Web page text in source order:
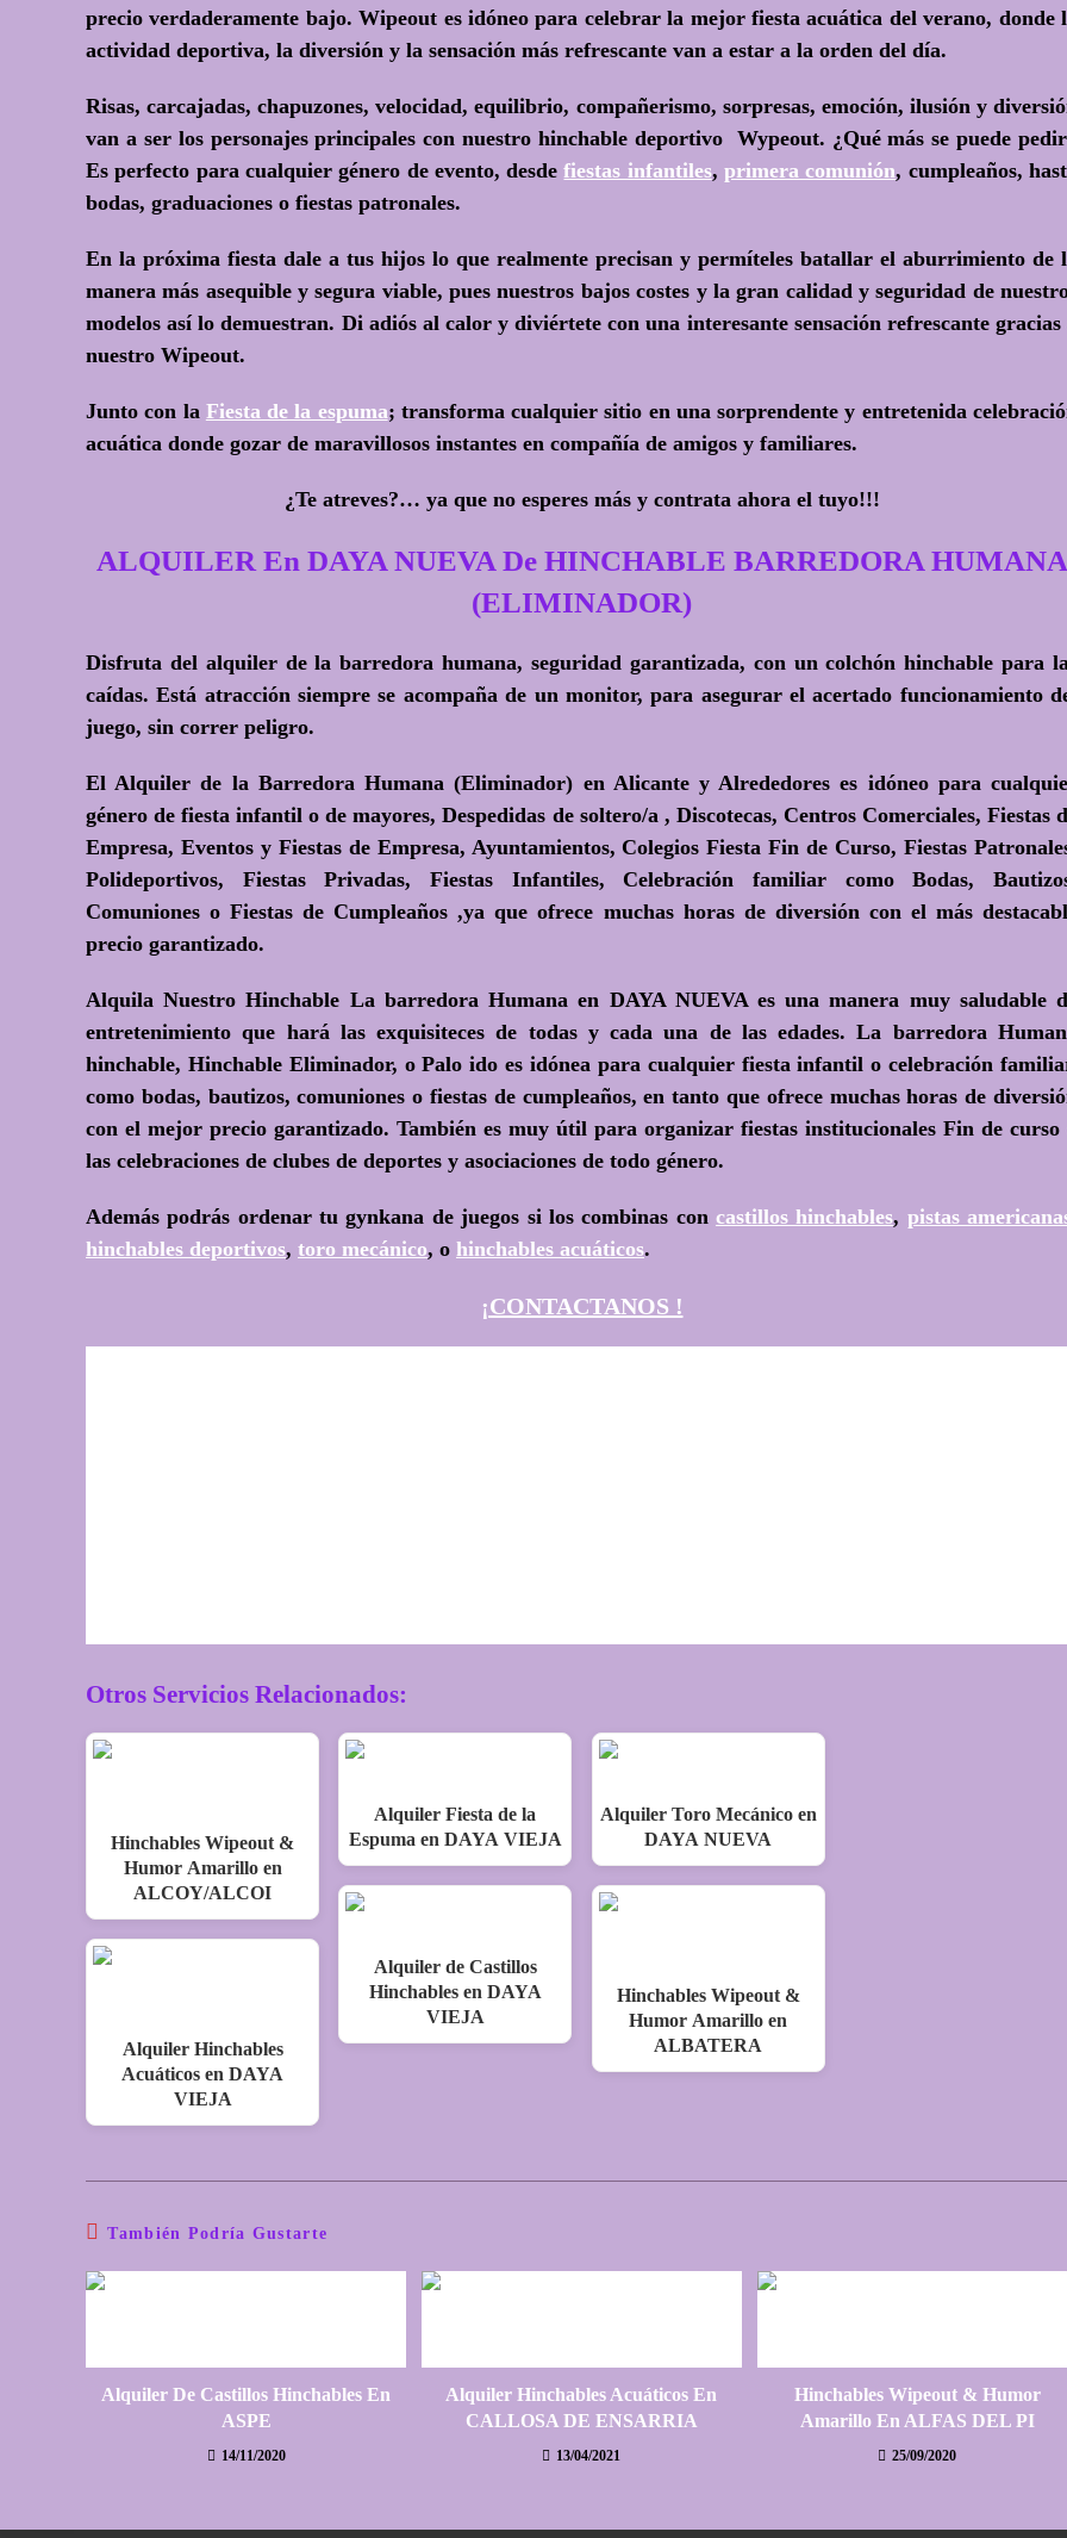
precio verdaderamente bajo. Wipeout es idóneo para celebrar la mejor fiesta acuática del verano, donde
actividad deportiva, la diversión y la sensación más refrescante van a estar a la orden del día.
Risas, carcajadas, chapuzones, velocidad, equilibrio, compañerismo, sorpresas, emoción, ilusión y
van a ser los personajes principales con nuestro hinchable deportivo Wypeout. ¿Qué más se puede
Es perfecto para cualquier género de evento, desdefiestas infantiles,primera comunión, cumpleaños,
bodas, graduaciones o fiestas patronales.
En la próxima fiesta dale a tus hijos lo que realmente precisan y permíteles batallar el aburrimiento de
manera más asequible y segura viable, pues nuestros bajos costes y la gran calidad y seguridad de
modelos así lo demuestran. Di adiós al calor y diviértete con una interesante sensación refrescante gracias
nuestro Wipeout.
Junto con la Fiesta de la espuma; transforma cualquier sitio en una sorprendente y entretenida
acuática donde gozar de maravillosos instantes en compañía de amigos y familiares.
¿Te atreves?… ya que no esperes más y contrata ahora el tuyo!!!
ALQUILER En DAYA NUEVA De HINCHABLE BARREDORA HUMANA
(ELIMINADOR)
Disfruta del alquiler de la barredora humana, seguridad garantizada, con un colchón hinchable para
caídas. Está atracción siempre se acompaña de un monitor, para asegurar el acertado funcionamiento
juego, sin correr peligro.
El Alquiler de la Barredora Humana (Eliminador) en Alicante y Alrededores es idóneo para
género de fiesta infantil o de mayores, Despedidas de soltero/a , Discotecas, Centros Comerciales, Fiestas
Empresa, Eventos y Fiestas de Empresa, Ayuntamientos, Colegios Fiesta Fin de Curso, Fiestas
Polideportivos, Fiestas Privadas, Fiestas Infantiles, Celebración familiar como Bodas,
Comuniones o Fiestas de Cumpleaños ,ya que ofrece muchas horas de diversión con el más
precio garantizado.
Alquila Nuestro Hinchable La barredora Humana en DAYA NUEVA es una manera muy saludable
entretenimiento que hará las exquisiteces de todas y cada una de las edades. La barredora
hinchable, Hinchable Eliminador, o Palo ido es idónea para cualquier fiesta infantil o celebración
como bodas, bautizos, comuniones o fiestas de cumpleaños, en tanto que ofrece muchas horas de
con el mejor precio garantizado. También es muy útil para organizar fiestas institucionales Fin de curso
las celebraciones de clubes de deportes y asociaciones de todo género.
Además podrás ordenar tu gynkana de juegos si los combinas con castillos hinchables, pistas
hinchables deportivos, toro mecánico, o hinchables acuáticos.
¡CONTACTANOS !
Otros Servicios Relacionados:
Hinchables Wipeout &
Humor Amarillo en
ALCOY/ALCOI
Alquiler Hinchables
Acuáticos en DAYA
VIEJA
Alquiler Fiesta de la
Espuma en DAYA VIEJA
Alquiler de Castillos
Hinchables en DAYA
VIEJA
Alquiler Toro Mecánico en
DAYA NUEVA
Hinchables Wipeout &
Humor Amarillo en
ALBATERA
También Podría Gustarte
Alquiler De Castillos Hinchables En
ASPE
14/11/2020
Alquiler Hinchables Acuáticos En
CALLOSA DE ENSARRIA
13/04/2021
Hinchables Wipeout & Humor
Amarillo En ALFAS DEL PI
25/09/2020